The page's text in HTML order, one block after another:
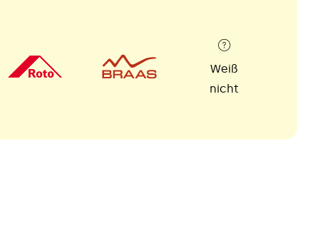
Weiß
nicht